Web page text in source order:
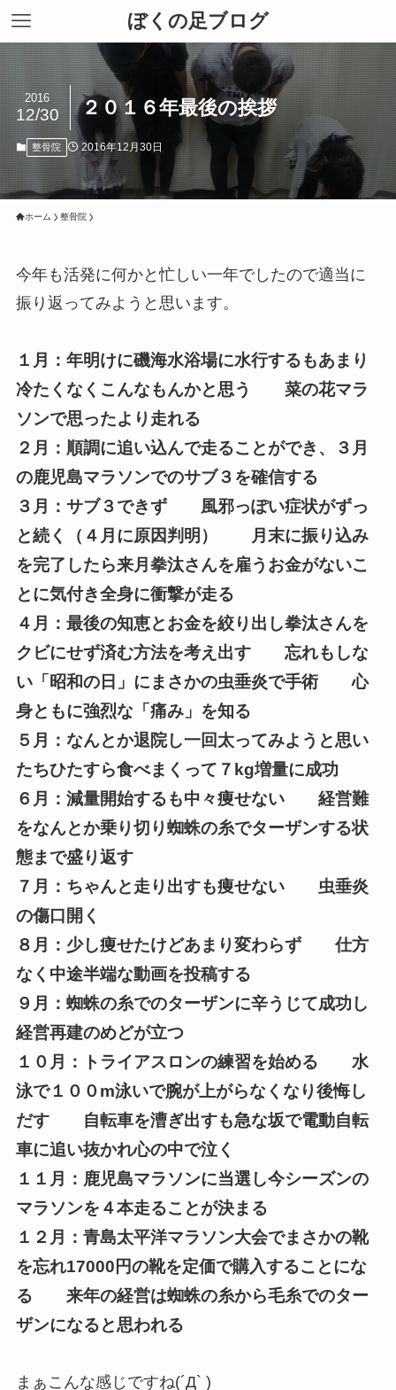
ぼくの足ブログ
２０１６年最後の挨拶
2016
12/30
整骨院 2016年12月30日
ホーム 整骨院
今年も活発に何かと忙しい一年でしたので適当に
振り返ってみようと思います。
１月：年明けに磯海水浴場に水行するもあまり
冷たくなくこんなもんかと思う 菜の花マラ
ソンで思ったより走れる
２月：順調に追い込んで走ることができ、３月
の鹿児島マラソンでのサブ３を確信する
３月：サブ３できず 風邪っぽい症状がずっ
と続く（４月に原因判明） 月末に振り込み
を完了したら来月拳汰さんを雇うお金がないこ
とに気付き全身に衝撃が走る
４月：最後の知恵とお金を絞り出し拳汰さんを
クビにせず済む方法を考え出す 忘れもしな
い「昭和の日」にまさかの虫垂炎で手術 心
身ともに強烈な「痛み」を知る
５月：なんとか退院し一回太ってみようと思い
たちひたすら食べまくって７kg増量に成功
６月：減量開始するも中々痩せない 経営難
をなんとか乗り切り蜘蛛の糸でターザンする状
態まで盛り返す
７月：ちゃんと走り出すも痩せない 虫垂炎
の傷口開く
８月：少し痩せたけどあまり変わらず 仕方
なく中途半端な動画を投稿する
９月：蜘蛛の糸でのターザンに辛うじて成功し
経営再建のめどが立つ
１０月：トライアスロンの練習を始める 水
泳で１００m泳いで腕が上がらなくなり後悔し
だす 自転車を漕ぎ出すも急な坂で電動自転
車に追い抜かれ心の中で泣く
１１月：鹿児島マラソンに当選し今シーズンの
マラソンを４本走ることが決まる
１２月：青島太平洋マラソン大会でまさかの靴
を忘れ17000円の靴を定価で購入することにな
る 来年の経営は蜘蛛の糸から毛糸でのター
ザンになると思われる
まぁこんな感じですね(´Д` )